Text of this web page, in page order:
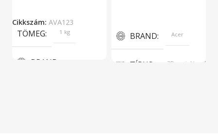
Cikkszám: AVA123
TÖMEG 1 kg
BRAND
BRAND Acer
TÍPUS 3D projektor, DLP